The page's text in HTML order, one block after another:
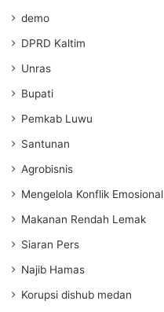
demo
DPRD Kaltim
Unras
Bupati
Pemkab Luwu
Santunan
Agrobisnis
Mengelola Konflik Emosional
Makanan Rendah Lemak
Siaran Pers
Najib Hamas
Korupsi dishub medan